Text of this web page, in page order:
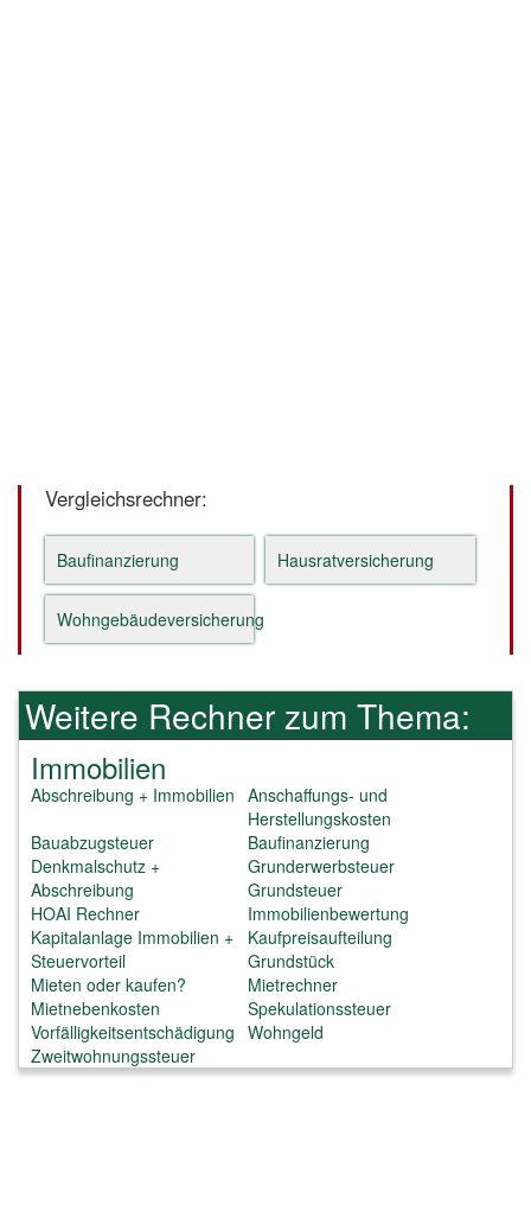
Vergleichsrechner:
Baufinanzierung Hausratversicherung
Wohngebäudeversicherung
Weitere Rechner zum Thema:
Immobilien
Abschreibung + Immobilien Anschaffungs- und
Herstellungskosten
Bauabzugsteuer
Baufinanzierung
Denkmalschutz +
Abschreibung
Grunderwerbsteuer
Grundsteuer
HOAI Rechner
Immobilienbewertung
Kapitalanlage Immobilien +
Steuervorteil
Kaufpreisaufteilung
Grundstück
Mieten oder kaufen?
Mietrechner
Mietnebenkosten
Spekulationssteuer
Vorfälligkeitsentschädigung Wohngeld
Zweitwohnungssteuer